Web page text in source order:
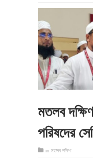
মতলব
পরিষদের
in মতলব দক্ষিণ